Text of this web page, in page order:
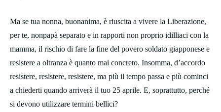
Ma se tua nonna, buonanima, è riuscita a vivere la Liberazione,
per te, nonpapà separato e in rapporti non proprio idilliaci con la
mamma, il rischio di fare la fine del povero soldato giapponese e
resistere a oltranza è quanto mai concreto. Insomma, d’accordo
resistere, resistere, resistere, ma più il tempo passa e più cominci
a chiederti quando arriverà il tuo 25 aprile. E, soprattutto, perché
si devono utilizzare termini bellici?